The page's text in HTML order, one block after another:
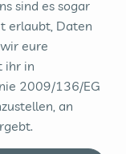
sind es sogar
erlaubt, Daten
eure
ihr in
2009/136/EG
an